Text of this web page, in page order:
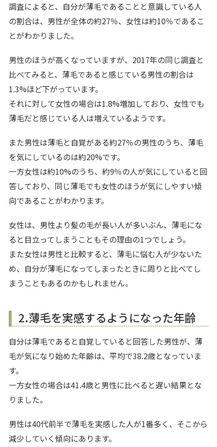
調査によると、自分が薄毛であることと意識している人
の割合は、男性が全体の約27％、女性は約10％であるこ
とがわかりました。
男性のほうが高くなっていますが、2017年の同じ調査と
比べてみると、薄毛であると感じている男性の割合は
1.3%ほど下がっています。
それに対して女性の場合は1.8%増加しており、女性でも
薄毛だと感じている人は増えているようです。
また男性は薄毛と自覚がある約27％の男性のうち、薄毛
を気にしているのは約20%です。
一方女性は約10%のうち、約9％の人が気にしていると回
答しており、同じ薄毛でも女性のほうが気にしやすい傾
向であることがわかります。
女性は、男性より髪の毛が長い人が多いぶん、薄毛にな
ると目立ってしまうこともその理由の1つでしょう。
また女性は男性と比較すると、薄毛に悩む人が少ないた
め、自分が薄毛になってしまったときに周りと比べてし
まうこともあるのかもしれません。
2.薄毛を実感するようになった年齢
自分は薄毛であると自覚していると回答した男性が、薄
毛が気になり始めた年齢は、平均で38.2歳となっていま
す。
一方女性の場合は41.4歳と男性に比べると遅い結果とな
りました。
男性は40代前半で薄毛を実感した人が1番多く、そこから
減少していく傾向にあります。